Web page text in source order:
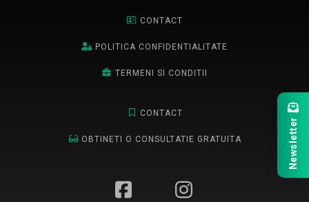
CONTACT
POLITICA CONFIDENTIALITATE
TERMENI SI CONDITII
CONTACT
OBTINETI O CONSULTATIE GRATUITA Newsletter